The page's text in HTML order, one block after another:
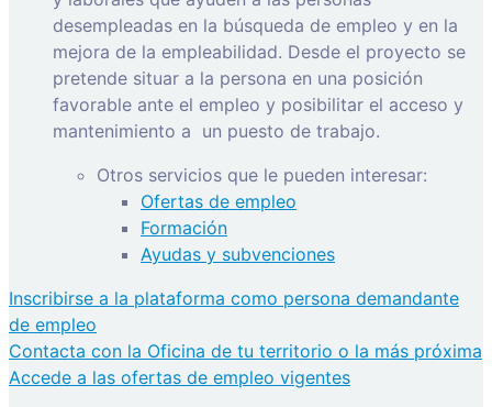
desempleadas en la búsqueda de empleo y en la
mejora de la empleabilidad. Desde el proyecto se
pretende situar a la persona en una posición
favorable ante el empleo y posibilitar el acceso y
mantenimiento a un puesto de trabajo.
Otros servicios que le pueden interesar:
Ofertas de empleo
Formación
Ayudas y subvenciones
Inscribirse a la plataforma como persona demandante
de empleo
Contacta con la Oficina de tu territorio o la más próxima
Accede a las ofertas de empleo vigentes